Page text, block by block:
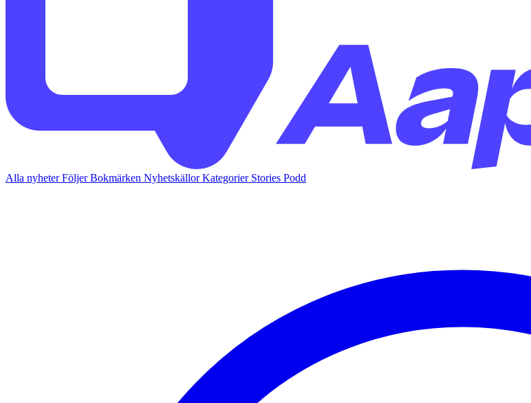
Alla nyheterFöljerBokmärken NyhetskällorKategorier Stories Podd